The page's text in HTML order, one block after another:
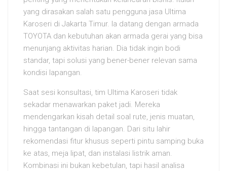
yang dirasakan salah satu pengguna jasa Ultima
Karoseri di Jakarta Timur. Ia datang dengan armada
TOYOTA dan kebutuhan akan armada gerai yang bisa
menunjang aktivitas harian. Dia tidak ingin bodi
standar, tapi solusi yang bener-bener relevan sama
kondisi lapangan.
Saat sesi konsultasi, tim Ultima Karoseri tidak
sekadar menawarkan paket jadi. Mereka
mendengarkan kisah detail soal rute, jenis muatan,
hingga tantangan di lapangan. Dari situ lahir
rekomendasi fitur khusus seperti pintu samping buka
ke atas, meja lipat, dan instalasi listrik aman.
Kombinasi ini bukan kebetulan, tapi hasil analisa